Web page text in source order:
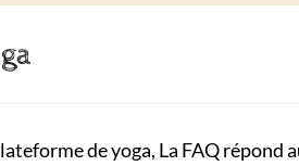
de yoga, La FAQ répond